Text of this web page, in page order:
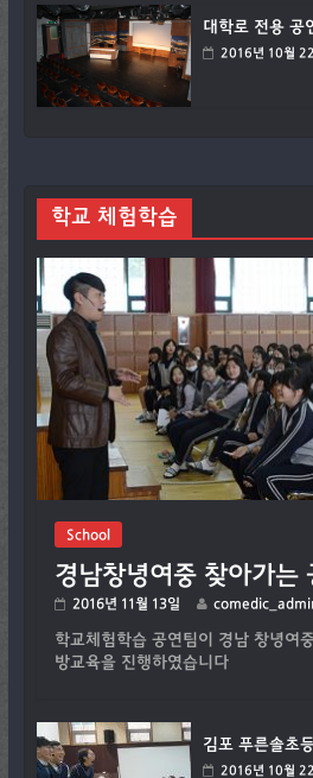
대학로 전용 공
2016년 10월
학교 체험학습
School
경남창녕여중 찾아가는
2016년 11월 13일
학교체험학습 공연팀이 경남 창녕여
방교육을 진행하였습니다
김포 푸른솔초
2016년 10월